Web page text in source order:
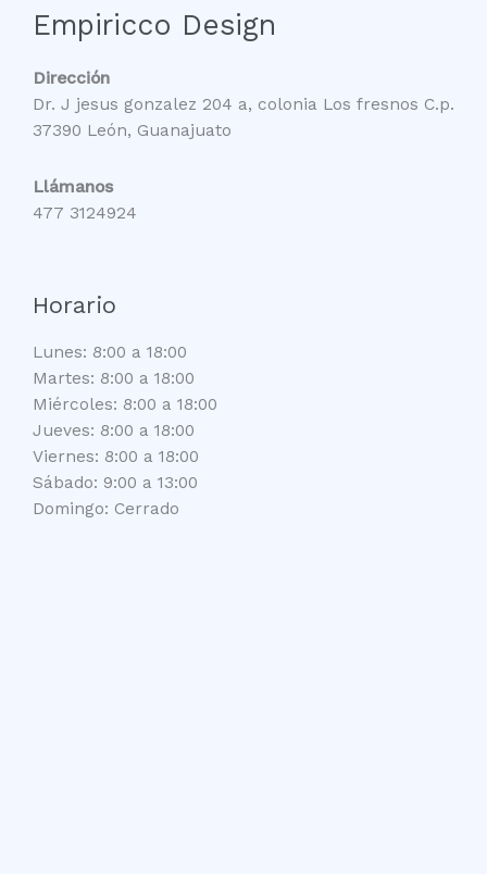
Empiricco Design
Dirección
Dr. J jesus gonzalez 204 a, colonia Los fresnos C.p.
37390 León, Guanajuato
Llámanos
477 3124924
Horario
Lunes: 8:00 a 18:00
Martes: 8:00 a 18:00
Miércoles: 8:00 a 18:00
Jueves: 8:00 a 18:00
Viernes: 8:00 a 18:00
Sábado: 9:00 a 13:00
Domingo: Cerrado